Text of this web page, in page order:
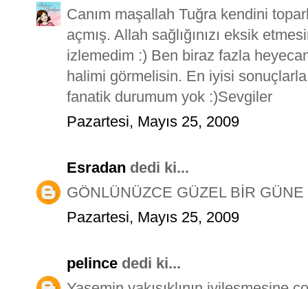
Canım maşallah Tuğra kendini
açmış. Allah sağlığınızı eksik
izlemedim :) Ben biraz fazla
halimi görmelisin. En iyisi
fanatik durumum yok :)Sevgiler
Pazartesi, Mayıs 25, 2009
Esradan dedi ki...
GÖNLÜNÜZCE GÜZEL BİR
Pazartesi, Mayıs 25, 2009
pelince dedi ki...